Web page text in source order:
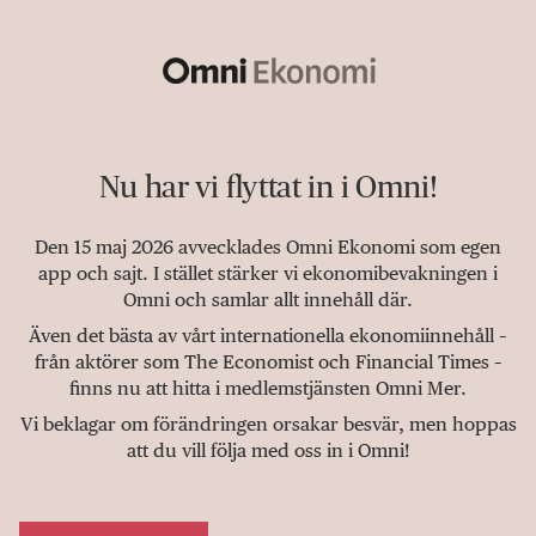
Nu har vi flyttat in i Omni!
Den 15 maj 2026 avvecklades Omni Ekonomi som egen
app och sajt. I stället stärker vi ekonomibevakningen i
Omni och samlar allt innehåll där.
Även det bästa av vårt internationella ekonomiinnehåll –
från aktörer som The Economist och Financial Times –
finns nu att hitta i medlemstjänsten Omni Mer.
Vi beklagar om förändringen orsakar besvär, men hoppas
att du vill följa med oss in i Omni!